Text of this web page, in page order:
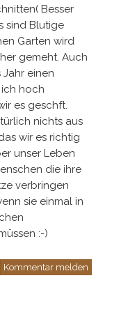
Besser
sind Blutige
Garten wird
gemeht. Auch
einen
hoch
es geschft.
nichts aus
wir es richtig
unser Leben
die ihre
verbringen
sie einmal in
:-)
Kommentar melden